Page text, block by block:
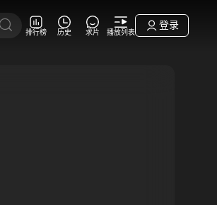
排行榜 历史 求片 播放列表
登录